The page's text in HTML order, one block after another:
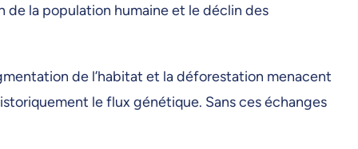
la population humaine et le déclin des
de l’habitat et la déforestation menacent
le flux génétique. Sans ces échanges